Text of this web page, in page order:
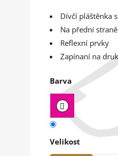
Dívčí pláštěnka
Na přední
Reflexní prvky
Zapínaní na
Barva
Velikost